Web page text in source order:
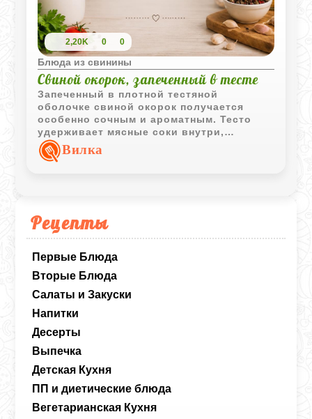
Рецепты
Первые Блюда
Вторые Блюда
Салаты и Закуски
Напитки
Десерты
Выпечка
Детская Кухня
ПП и диетические блюда
Вегетарианская Кухня
2,20K 0 0
Блюда из свинины
Свиной окорок, запеченный в тесте
Запеченный в плотной тестяной
оболочке свиной окорок получается
особенно сочным и ароматным. Тесто
удерживает мясные соки внутри,
благодаря чему свинина остается мягкой
даже после длительного запекания.
Вилка